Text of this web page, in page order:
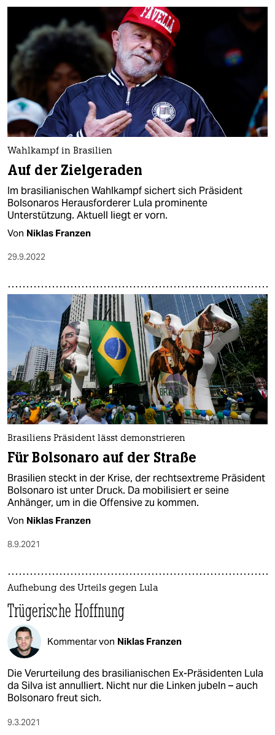
Wahlkampf in Brasilien
Auf der Zielgeraden
Im brasilianischen Wahlkampf sichert sich Präsident
Bolsonaros Herausforderer Lula prominente
Unterstützung. Aktuell liegt er vorn.
Von Niklas Franzen
29.9.2022
Brasiliens Präsident lässt demonstrieren
Für Bolsonaro auf der Straße
Brasilien steckt in der Krise, der rechtsextreme Präsident
Bolsonaro ist unter Druck. Da mobilisiert er seine
Anhänger, um in die Offensive zu kommen.
Von Niklas Franzen
8.9.2021
Aufhebung des Urteils gegen Lula
Trügerische Hoffnung
Kommentar von Niklas Franzen
Die Verurteilung des brasilianischen Ex-Präsidenten Lula
da Silva ist annulliert. Nicht nur die Linken jubeln – auch
Bolsonaro freut sich.
9.3.2021